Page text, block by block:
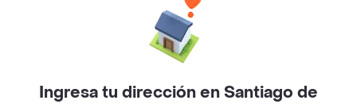
Pide tu comida favorita cerca de ti
Categorías
Ingresa tu dirección en Santiago de